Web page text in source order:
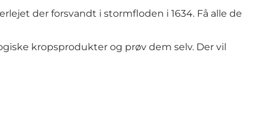
der forsvandt i stormfloden i 1634. Få alle de
kropsprodukter og prøv dem selv. Der vil